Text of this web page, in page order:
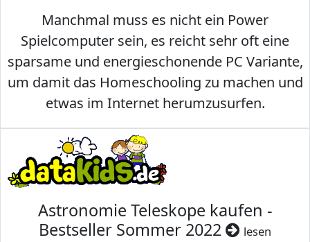
Manchmal muss es nicht ein Power
Spielcomputer sein, es reicht sehr oft eine
sparsame und energieschonende PC Variante,
um damit das Homeschooling zu machen und
etwas im Internet herumzusurfen.
Astronomie Teleskope kaufen -
Bestseller Sommer 2022
lesen